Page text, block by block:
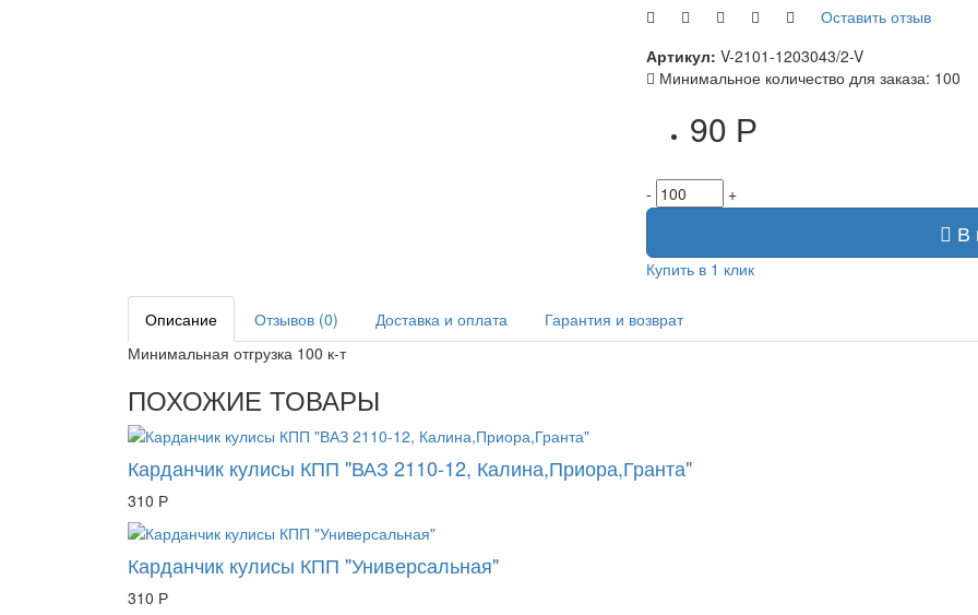
Оставить отзыв
Артикул: V-2101-1203043/2-V
Минимальное количество для заказа: 100
90 Р
- +
В
Купить в 1 клик
Описание Отзывов (0) Доставка и оплата
Гарантия и возврат
Минимальная отгрузка 100 к-т
ПОХОЖИЕ ТОВАРЫ
Карданчик кулисы КПП "ВАЗ 2110-12, Калина,Приора,Гранта"
310 Р
Карданчик кулисы КПП "Универсальная"
310 Р